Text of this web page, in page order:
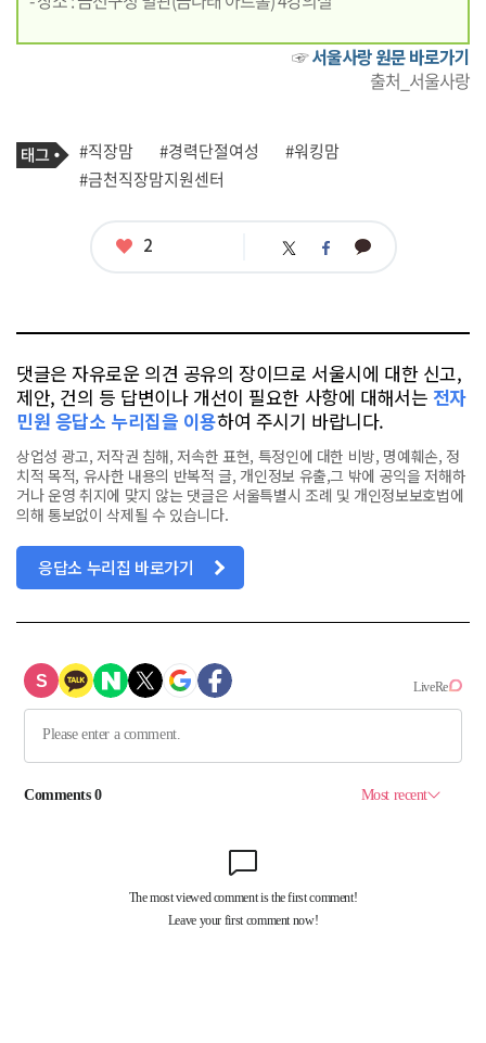
☞서울사랑 원문 바로가기
출처_서울사랑
기
사
관
련
태
그
#직장맘 #경력단절여성
#워킹맘
#금천직장맘지원센터
좋
2 트 페 카
댓글은 자유로운 의견 공유의 장이므로 서울시에 대한 신고,
제안, 건의 등 답변이나 개선이 필요한 사항에 대해서는 전자
민원 응답소 누리집을 이용하여 주시기 바랍니다.
상업성 광고, 저작권 침해, 저속한 표현, 특정인에 대한 비방, 명예훼손, 정
치적 목적, 유사한 내용의 반복적 글, 개인정보 유출,그 밖에 공익을 저해하
거나 운영 취지에 맞지 않는 댓글은 서울특별시 조례 및 개인정보보호법에
의해 통보없이 삭제될 수 있습니다.
응답소 누리집 바로가기